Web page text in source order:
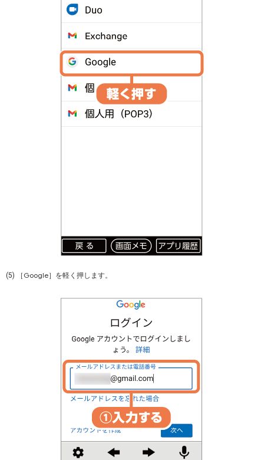
(5) ［ Google］を軽く押します。